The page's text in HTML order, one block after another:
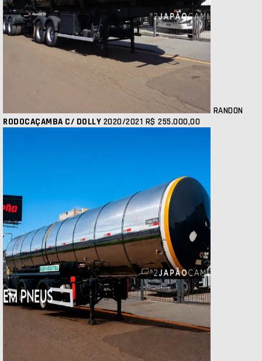
RANDON
RODOCAÇAMBA C/ DOLLY 2020/2021 R$ 255.000,00